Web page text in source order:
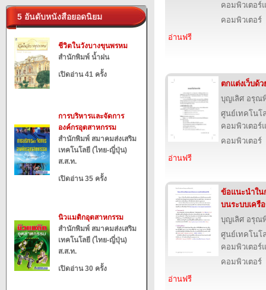
5 อันดับหนังสือยอดนิยม
ชีวิตในวังบางขุนพรหม
สำนักพิมพ์ น้ำฝน
เปิดอ่าน 41 ครั้ง
การบริหารและจัดการ
องค์กรอุตสาหกรรม
สำนักพิมพ์ สมาคมส่งเสริม
เทคโนโลยี (ไทย-ญี่ปุ่น)
ส.ส.ท.
เปิดอ่าน 35 ครั้ง
นิวแมติกอุตสาหกรรม
สำนักพิมพ์ สมาคมส่งเสริม
เทคโนโลยี (ไทย-ญี่ปุ่น)
ส.ส.ท.
เปิดอ่าน 30 ครั้ง
คอมพิวเตอร์
คอมพิวเตอร์
อ่านฟรี
ตกแต่งเว็บด้
บุญเลิศ อรุณ
ศูนย์เทคโนโ
คอมพิวเตอร์
คอมพิวเตอร์
อ่านฟรี
ข้อแนะนําใน
บนระบบเครื
บุญเลิศ อรุณ
ศูนย์เทคโนโ
คอมพิวเตอร์
คอมพิวเตอร์
อ่านฟรี